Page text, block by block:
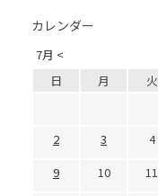
カレンダー
7月 <
日 月 火
2
3 4
9
10 11